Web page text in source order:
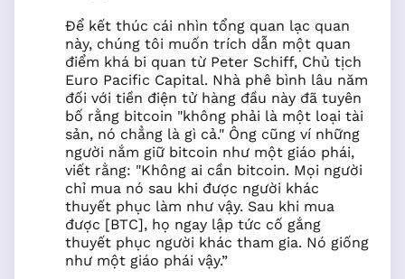
Để kết thúc cái nhìn tổng quan lạc quan
này, chúng tôi muốn trích dẫn một quan
điểm khá bi quan từ Peter Schiff, Chủ tịch
Euro Pacific Capital. Nhà phê bình lâu năm
đối với tiền điện tử hàng đầu này đã tuyên
bố rằng bitcoin "không phải là một loại tài
sản, nó chẳng là gì cả." Ông cũng ví những
người nắm giữ bitcoin như một giáo phái,
viết rằng: "Không ai cần bitcoin. Mọi người
chỉ mua nó sau khi được người khác
thuyết phục làm như vậy. Sau khi mua
được [BTC], họ ngay lập tức cố gắng
thuyết phục người khác tham gia. Nó giống
như một giáo phái vậy.”